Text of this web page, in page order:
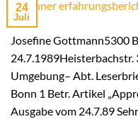
24
Juli
Josefine Gottmann5300
Umgebung– Abt.
Bonn 1 Betr. Artikel
Ausgabe vom 24.7.89